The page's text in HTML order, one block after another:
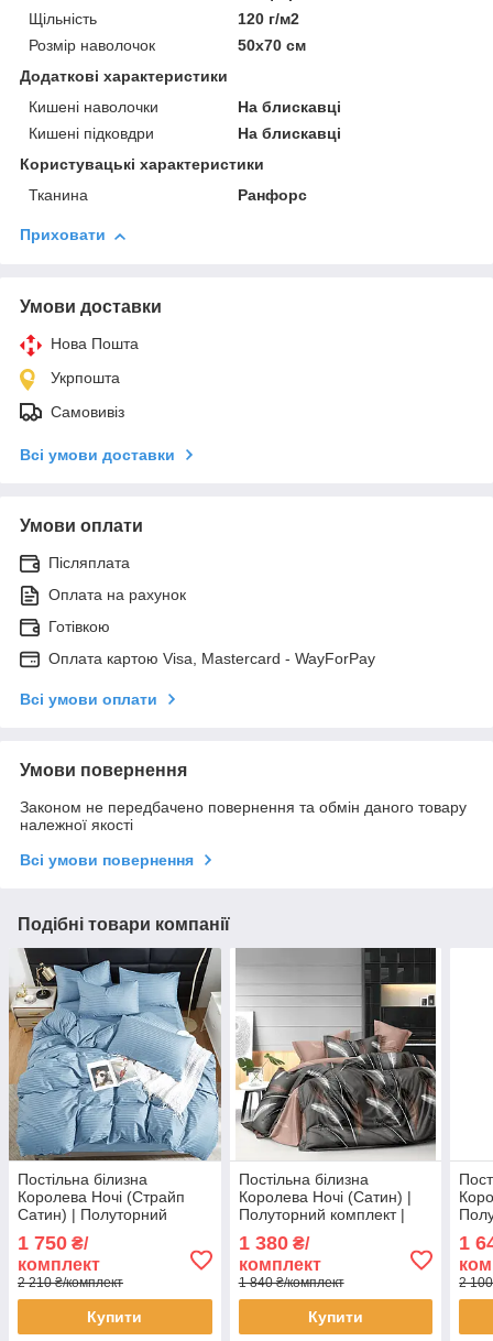
Щільність
120 г/м2
Розмір наволочок
50х70 см
Додаткові характеристики
Кишені наволочки
На блискавці
Кишені підковдри
На блискавці
Користувацькi характеристики
Тканина
Ранфорс
Приховати
Умови доставки
Нова Пошта
Укрпошта
Самовивіз
Всі умови доставки
Умови оплати
Післяплата
Оплата на рахунок
Готівкою
Оплата картою Visa, Mastercard - WayForPay
Всі умови оплати
Умови повернення
Законом не передбачено повернення та обмін даного товару
належної якості
Всі умови повернення
Подібні товари компанії
Постільна білизна
Королева Ночі (Страйп
Сатин) | Полуторний
Блакитний страйп сатин
1 750 ₴/
комплект
2 210 ₴/комплект
Купити
Постільна білизна
Королева Ночі (Сатин) |
Полуторний комплект |
сірому
1 380₴/
комплект
1 840 ₴/комплект
Купити
1
2